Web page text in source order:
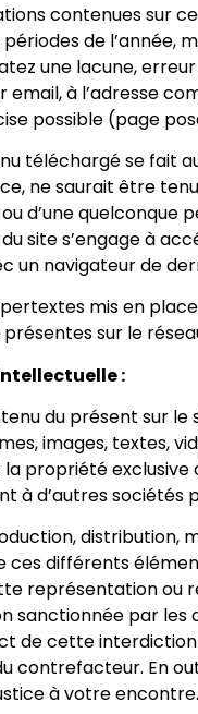
contenues sur
de l’année,
une lacune,
email, à l’adresse
possible (page
téléchargé se fait
ne saurait être
ou d’une
du site s’engage à
un navigateur de
mis en
sur le
:
du présent sur le
images, textes,
propriété exclusive
à d’autres sociétés
distribution,
ces différents
représentation ou
sanctionnée par les
de cette
contrefacteur. En
à votre encontre.